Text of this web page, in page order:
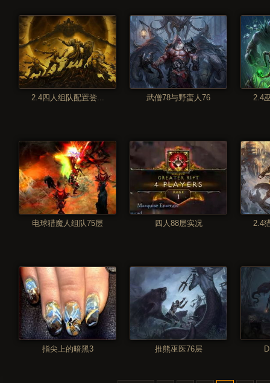
2.4四人组队配置尝... 武僧78与野蛮人76 2.4
电球猎魔人组队75层 四人88层实况 2.4
指尖上的暗黑3 推熊巫医76层